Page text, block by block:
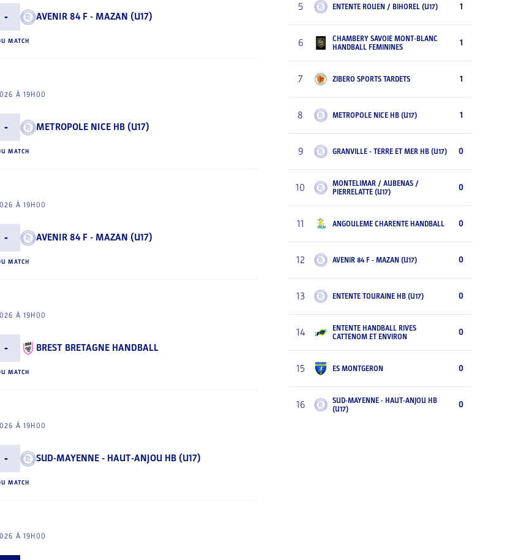
- AVENIR 84 F - MAZAN (U17)
MATCH
À 19H00
- METROPOLE NICE HB (U17)
MATCH
À 19H00
- AVENIR 84 F - MAZAN (U17)
MATCH
À 19H00
- BREST BRETAGNE HANDBALL
MATCH
À 19H00
- SUD-MAYENNE - HAUT-ANJOU HB (U17)
MATCH
À 19H00
5 ENTENTE ROUEN / BIHOREL (U17) 1
6
CHAMBERY SAVOIE MONT-BLANC
HANDBALL FEMININES
1
7 ZIBERO SPORTS TARDETS 1
8 METROPOLE NICE HB (U17) 1
9 GRANVILLE - TERRE ET MER HB (U17) 0
10
MONTELIMAR / AUBENAS /
PIERRELATTE (U17)
0
11 ANGOULEME CHARENTE HANDBALL 0
12 AVENIR 84 F - MAZAN (U17) 0
13 ENTENTE TOURAINE HB (U17) 0
14
ENTENTE HANDBALL RIVES
CATTENOM ET ENVIRON
0
15 ES MONTGERON 0
16
SUD-MAYENNE - HAUT-ANJOU HB
(U17)
0